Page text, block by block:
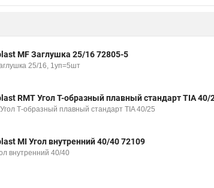
MF Заглушка 25/16 72805-5
25/16, 1уп=5шт
RMT Угол Т-образный плавный стандарт TIA 40/
Т-образный плавный стандарт TIA 40/25
MI Угол внутренний 40/40 72109
внутренний 40/40